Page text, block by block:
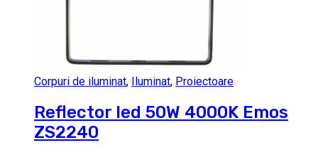
Corpuri de iluminat, Iluminat, Proiectoare
Reflector led 50W 4000K Emos
ZS2240